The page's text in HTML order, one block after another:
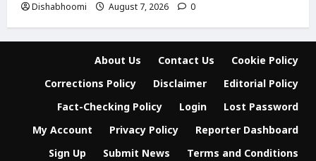
Dishabhoomi August 7, 2026 0
About Us Contact Us
Cookie Policy
Corrections Policy
Disclaimer
Editorial Policy
Fact-Checking Policy
Login
Lost Password
My Account
Privacy Policy
Reporter Dashboard
Sign Up
Submit News
Terms and Conditions